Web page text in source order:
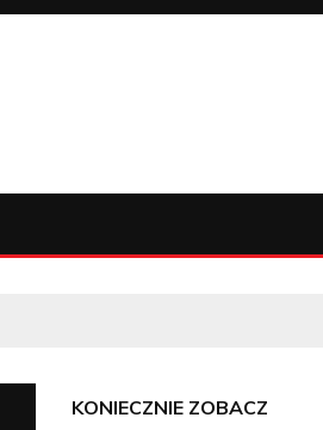
KONIECZNIE ZOBACZ